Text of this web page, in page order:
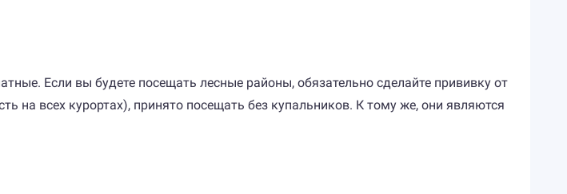
Если вы будете посещать лесные районы, обязательно сделайте прививку от
на всех курортах), принято посещать без купальников. К тому же, они являются